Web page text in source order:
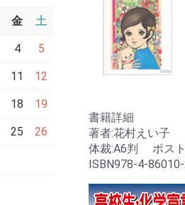
金 土
4 5
11 12
18 19
25 26
書籍詳細
著者:花村えい子
体裁:A6判 ポス
ISBN978-4-